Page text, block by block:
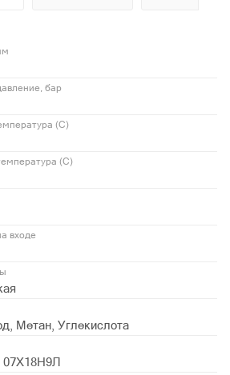
бар
(С)
(С)
входе
Метан, Углекислота
07Х18Н9Л